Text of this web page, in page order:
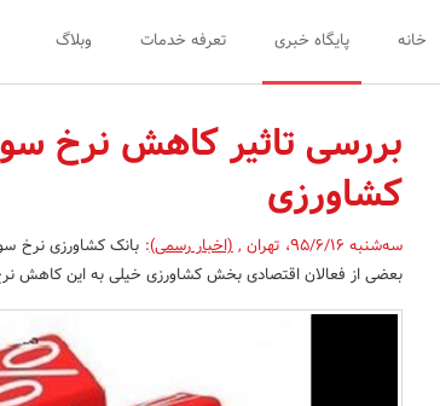
خانه پایگاه خبری تعرفه خدمات وبلاگ
بررسی تاثیر کاهش نرخ
کشاورزی
سه‌شنبه 95/6/16 ، تهران ,(اخبار رسمی):
بعضی از فعالان اقتصادی بخش کشاورزی خیلی به این کاهش